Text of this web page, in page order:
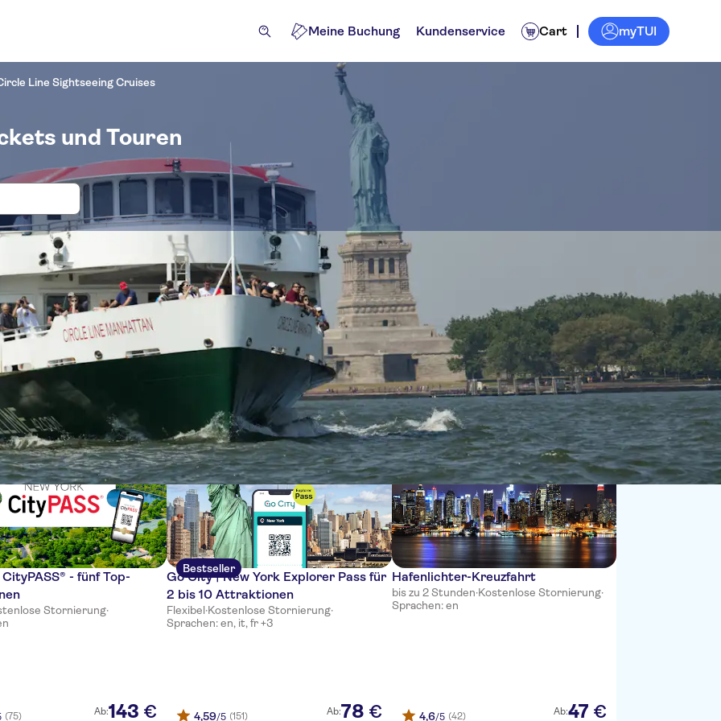
Meine Buchung Kundenservice Cart myTUI
Line Sightseeing Cruises
und Touren
Eintritt und Tickets für Circle Line Sightseeing Cruises
Attraktionen und Führungen Ausflüge und Tagestouren
Sortieren nach:
- fünf Top-
Stornierung·
(75) Ab:143 €
Bestseller
Go City | New York Explorer Pass für
2 bis 10 Attraktionen
Flexibel·Kostenlose Stornierung·
Sprachen: en, it, fr +3
4,59/5 (151) Ab:78 €
Hafenlichter-Kreuzfahrt
bis zu 2 Stunden·Kostenlose Stornierung·
Sprachen: en
4,6/5 (42) Ab:47 €